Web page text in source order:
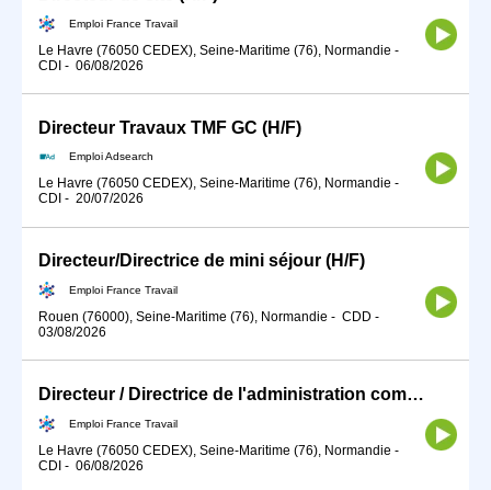
Emploi France Travail
Le Havre (76050 CEDEX), Seine-Maritime (76), Normandie -
CDI - 06/08/2026
Directeur Travaux TMF GC (H/F)
Emploi Adsearch
Le Havre (76050 CEDEX), Seine-Maritime (76), Normandie -
CDI - 20/07/2026
Directeur/Directrice de mini séjour (H/F)
Emploi France Travail
Rouen (76000), Seine-Maritime (76), Normandie - CDD -
03/08/2026
Directeur / Directrice de l'administration comptable et de la ges (H/F)
Emploi France Travail
Le Havre (76050 CEDEX), Seine-Maritime (76), Normandie -
CDI - 06/08/2026